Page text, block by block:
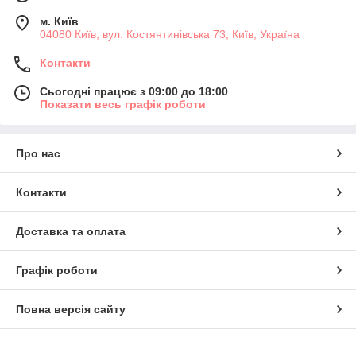
м. Київ
04080 Київ, вул. Костянтинівська 73, Київ, Україна
Контакти
Сьогодні працює з 09:00 до 18:00
Показати весь графік роботи
Про нас
Контакти
Доставка та оплата
Графік роботи
Повна версія сайту